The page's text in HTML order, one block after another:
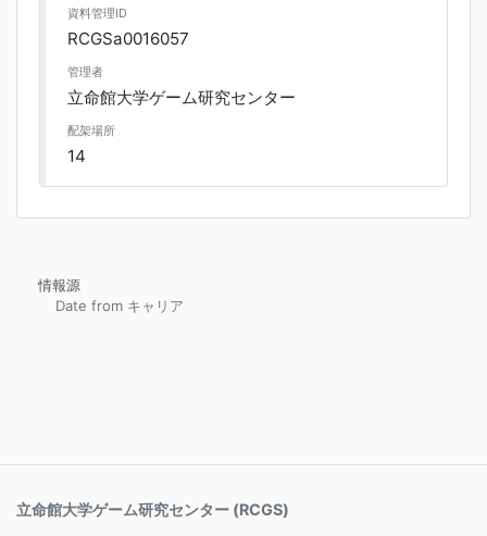
資料管理ID
RCGSa0016057
管理者
立命館大学ゲーム研究センター
配架場所
14
情報源
Date from キャリア
立命館大学ゲーム研究センター (RCGS)